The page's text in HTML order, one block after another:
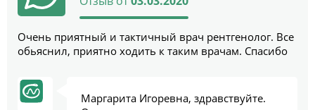
Очень приятный и тактичный врач рентгенолог. Все
обьяснил, приятно ходить к таким врачам. Спасибо
Маргарита Игоревна, здравствуйте.